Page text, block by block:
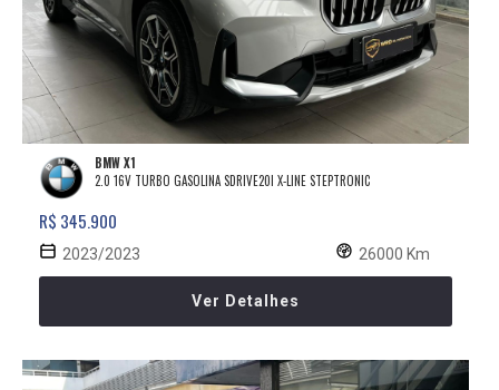
BMW X1
2.0 16V TURBO GASOLINA SDRIVE20I X-LINE STEPTRONIC
R$ 345.900
2023/2023 26000 Km
Ver Detalhes